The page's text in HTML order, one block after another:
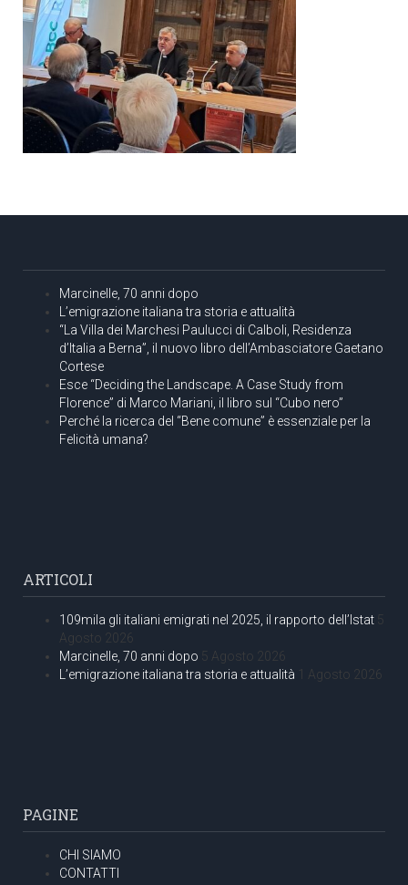
Marcinelle, 70 anni dopo
L’emigrazione italiana tra storia e attualità
“La Villa dei Marchesi Paulucci di Calboli, Residenza
d’Italia a Berna”, il nuovo libro dell’Ambasciatore Gaetano
Cortese
Esce “Deciding the Landscape. A Case Study from
Florence” di Marco Mariani, il libro sul “Cubo nero”
Perché la ricerca del “Bene comune” è essenziale per la
Felicità umana?
ARTICOLI
109mila gli italiani emigrati nel 2025, il rapporto dell’Istat 5
Agosto 2026
Marcinelle, 70 anni dopo 5 Agosto 2026
L’emigrazione italiana tra storia e attualità 1 Agosto 2026
PAGINE
CHI SIAMO
CONTATTI